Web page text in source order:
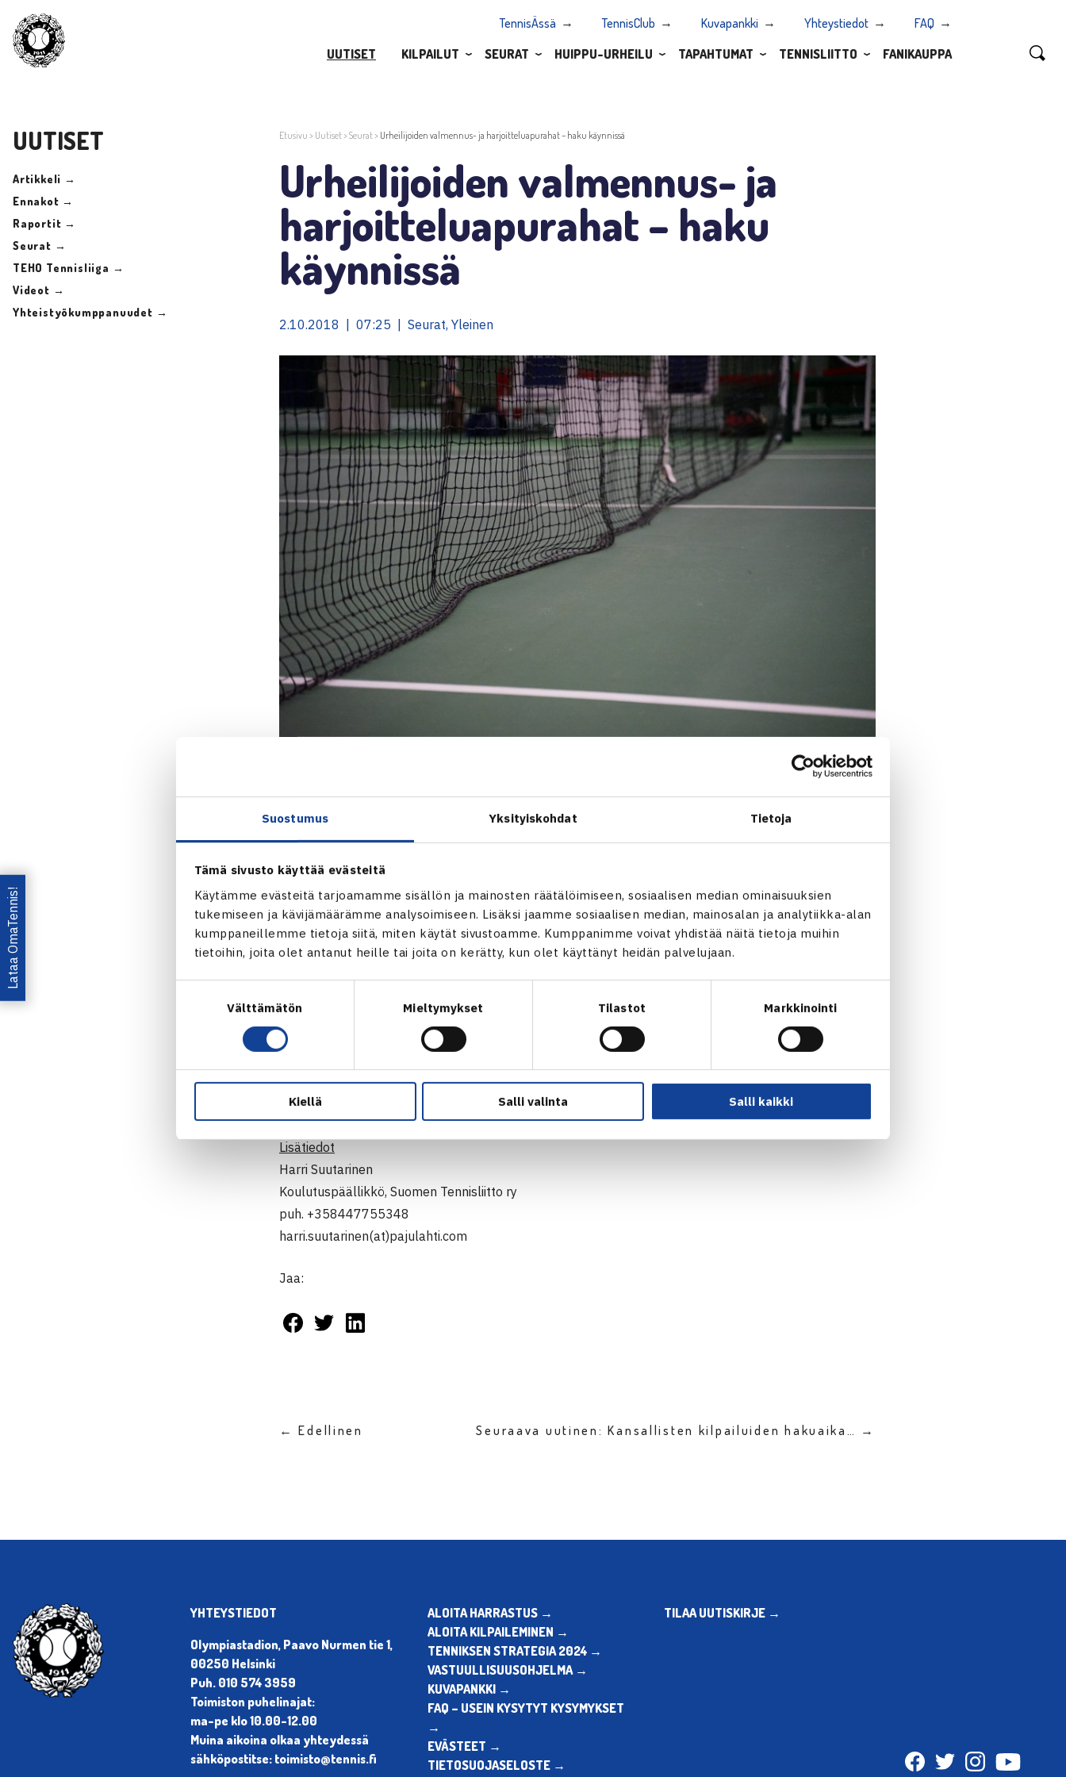
Suostumus Yksityiskohdat Tietoja
Tämä sivusto käyttää evästeitä
Käytämme evästeitä tarjoamamme sisällön ja mainosten räätälöimiseen, sosiaalisen median ominaisuuksien
tukemiseen ja kävijämäärämme analysoimiseen. Lisäksi jaamme sosiaalisen median, mainosalan ja analytiikka-alan
kumppaneillemme tietoja siitä, miten käytät sivustoamme. Kumppanimme voivat yhdistää näitä tietoja muihin
tietoihin, joita olet antanut heille tai joita on kerätty, kun olet käyttänyt heidän palvelujaan.
Välttämätön Mieltymykset Tilastot Markkinointi
Kiellä Salli valinta Salli kaikki
TennisÄssä TennisClub Kuvapankki Yhteystiedot
FAQ
UUTISET
KILPAILUT SEURAT HUIPPU-URHEILU TAPAHTUMAT TENNISLIITTO FANIKAUPPA
UUTISET
Artikkeli →
Ennakot →
Raportit →
Seurat →
TEHO Tennisliiga →
Videot →
Yhteistyökumppanuudet →
Etusivu > Uutiset>Seurat> Urheilijoiden valmennus- ja harjoitteluapurahat – haku käynnissä
Urheilijoiden valmennus- ja
harjoitteluapurahat – haku
käynnissä
2.10.2018 | 07:25 | Seurat, Yleinen
OKM:n tiedotteessa todetaan:
”Apurahaa myönnettäessä otetaan ensisijaisesti huomioon urheilijan tulos- ja menestyskehitys
suhteessa lajin kansainväliseen tasoon ja kehitykseen sekä sen lisäksi menestys kansainvälisissä
arvokisoissa.
Apurahan myöntämisen edellytyksenä on urheilijan sitoutuminen huippu-urheilukriteerit täyttävään
tavoitteelliseen valmentautumiseen. Apurahaa myönnettäessä arvioidaan myös urheilijan
Lue lisää ja hae apurahaa
Lisätiedot
Harri Suutarinen
Koulutuspäällikkö, Suomen Tennisliitto ry
puh. +358447755348
harri.suutarinen(at)pajulahti.com
Jaa:
← Edellinen Seuraava uutinen: Kansallisten kilpailuiden hakuaika… →
Lataa OmaTennis!
YHTEYSTIEDOT
Olympiastadion, Paavo Nurmen tie 1,
00250 Helsinki
Puh. 010 574 3959
Toimiston puhelinajat:
ma-pe klo 10.00-12.00
Muina aikoina olkaa yhteydessä
sähköpostitse: toimisto@tennis.fi
ALOITA HARRASTUS →
ALOITA KILPAILEMINEN →
TENNIKSEN STRATEGIA 2024 →
VASTUULLISUUSOHJELMA →
KUVAPANKKI →
FAQ – USEIN KYSYTYT KYSYMYKSET
→
EVÄSTEET →
TIETOSUOJASELOSTE →
TILAA UUTISKIRJE →